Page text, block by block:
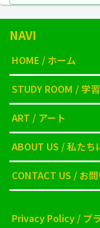
NAVI
HOME / ホーム
STUDY ROOM / 学
ART / アート
ABOUT US / 私たち
CONTACT US / お
Privacy Policy / プ